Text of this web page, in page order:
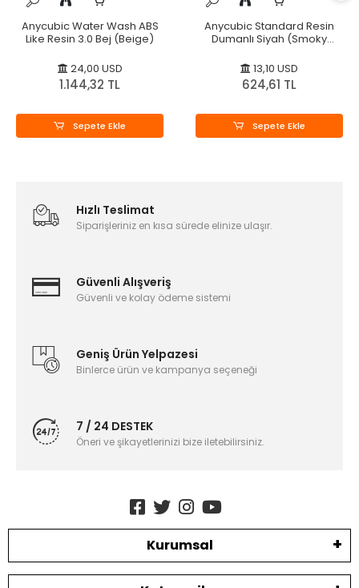
Anycubic Water Wash ABS
Like Resin 3.0 Bej (Beige)
24,00 USD
1.144,32 TL
Sepete Ekle
Anycubic Standard Resin
Dumanlı Siyah (Smoky
13,10 USD
624,61 TL
Sepete Ekle
Hızlı Teslimat
Siparişleriniz en kısa sürede elinize ulaşır.
Güvenli Alışveriş
Güvenli ve kolay ödeme sistemi
Geniş Ürün Yelpazesi
Binlerce ürün ve kampanya seçeneği
7 / 24 DESTEK
Öneri ve şikayetlerinizi bize iletebilirsiniz.
Kurumsal